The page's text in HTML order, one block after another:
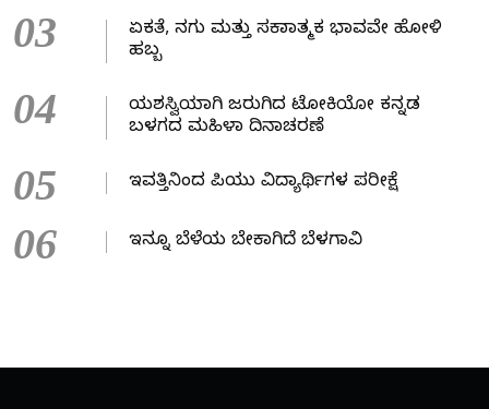
03
ಏಕತೆ, ನಗು ಮತ್ತು ಸಕಾರಾತ್ಮಕ ಭಾವವೇ ಹೋಳಿ
ಹಬ್ಬ
04
ಯಶಸ್ವಿಯಾಗಿ ಜರುಗಿದ ಟೋಕಿಯೋ ಕನ್ನಡ
ಬಳಗದ ಮಹಿಳಾ ದಿನಾಚರಣೆ
05 ಇವತ್ತಿನಿಂದ ಪಿಯು ವಿದ್ಯಾರ್ಥಿಗಳ ಪರೀಕ್ಷೆ
06 ಇನ್ನೂ ಬೆಳೆಯ ಬೇಕಾಗಿದೆ ಬೆಳಗಾವಿ